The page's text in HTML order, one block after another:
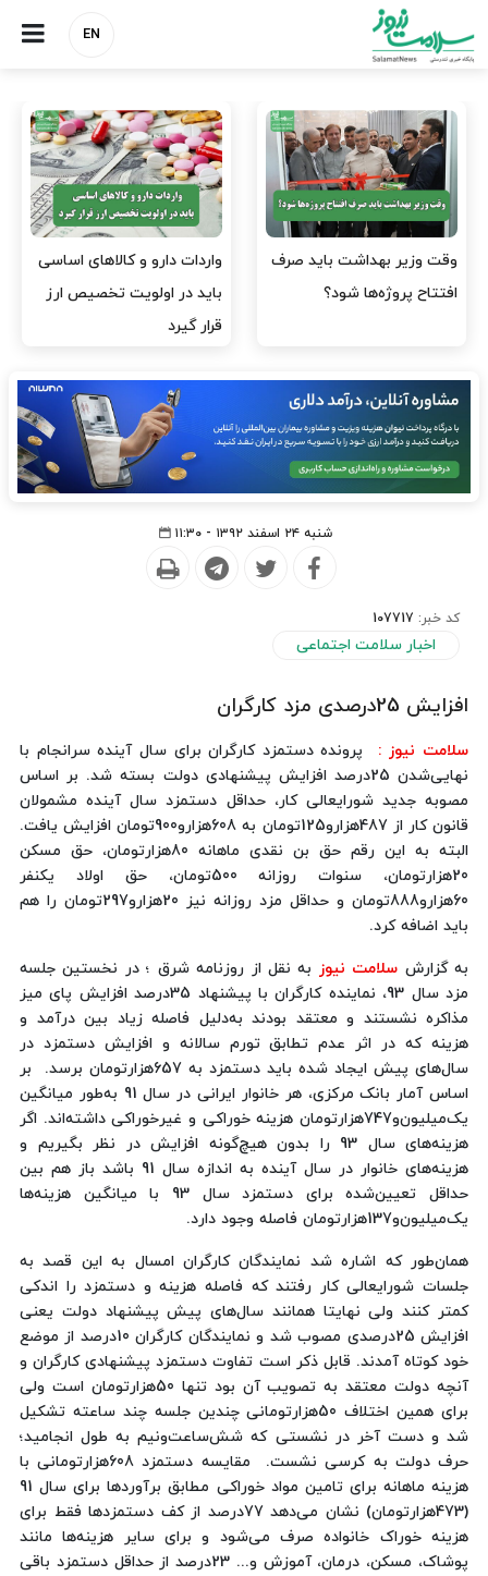
EN
وقت وزیر بهداشت باید صرف
افتتاح پروژه‌ها شود؟
واردات دارو و کالاهای اساسی
باید در اولویت تخصیص ارز
قرار گیرد
شنبه ۲۴ اسفند ۱۳۹۲ - ۱۱:۳۰
کد خبر: 107717
اخبار سلامت اجتماعی
افزایش 25‌درصدی مزد کارگران
سلامت نیوز :
پرونده دستمزد کارگران برای سال آینده سرانجام با
نهایی‌شدن 25‌درصد افزایش پیشنهادی دولت بسته شد. بر اساس
مصوبه جدید شورایعالی کار، حداقل دستمزد سال آینده مشمولان
قانون کار از 487‌هزارو125تومان به 608‌هزارو900تومان افزایش یافت.
البته به این رقم حق بن نقدی ماهانه 80‌هزارتومان، حق مسکن
20هزارتومان، سنوات روزانه 500تومان، حق اولاد یکنفر
60‌هزارو888تومان و حداقل مزد روزانه نیز 20‌هزارو297تومان را هم
باید اضافه کرد.
به گزارش سلامت نیوز به نقل از روزنامه شرق ؛ در نخستین جلسه
مزد سال 93، نماینده کارگران با پیشنهاد 35‌درصد افزایش پای میز
مذاکره نشستند و معتقد بودند به‌دلیل فاصله زیاد بین درآمد و
هزینه که در اثر عدم تطابق تورم سالانه و افزایش دستمزد در
سال‌های پیش ایجاد شده باید دستمزد به 657‌هزارتومان برسد. بر
اساس آمار بانک مرکزی، هر خانوار ایرانی در سال 91 به‌طور میانگین
یک‌میلیون‌و747‌هزارتومان هزینه خوراکی و غیرخوراکی داشته‌اند. اگر
هزینه‌های سال 93 را بدون هیچ‌گونه افزایش در نظر بگیریم و
هزینه‌های خانوار در سال آینده به اندازه سال 91 باشد باز هم بین
حداقل تعیین‌شده برای دستمزد سال 93 با میانگین هزینه‌ها
یک‌میلیون‌و137‌هزارتومان فاصله وجود دارد.
همان‌طور که اشاره شد نمایندگان کارگران امسال به این قصد به
جلسات شورایعالی کار رفتند که فاصله هزینه و دستمزد را اندکی
کمتر کنند ولی نهایتا همانند سال‌های پیش پیشنهاد دولت یعنی
افزایش 25‌درصدی مصوب شد و نمایندگان کارگران 10‌درصد از موضع
خود کوتاه آمدند. قابل ذکر است تفاوت دستمزد پیشنهادی کارگران و
آنچه دولت معتقد به تصویب آن بود تنها 50‌هزارتومان است ولی
برای همین اختلاف 50‌هزارتومانی چندین جلسه چند ساعته تشکیل
شد و دست آخر در نشستی که شش‌ساعت‌ونیم به طول انجامید؛
حرف دولت به کرسی نشست. مقایسه دستمزد 608‌هزارتومانی با
هزینه‌ ماهانه برای تامین مواد خوراکی مطابق برآوردها برای سال 91
(473‌هزارتومان) نشان می‌دهد 77‌درصد از کف دستمزدها فقط برای
هزینه خوراک خانواده صرف می‌شود و برای سایر هزینه‌ها مانند
پوشاک، مسکن، درمان، آموزش و... 23درصد از حداقل دستمزد باقی